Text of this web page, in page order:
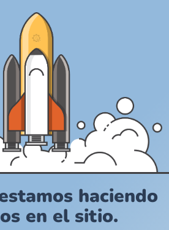
haciendo
en el sitio.